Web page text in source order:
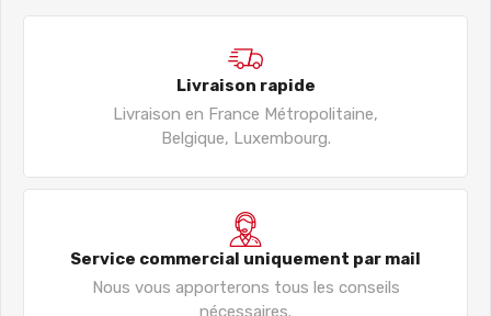
Livraison rapide
Livraison en France Métropolitaine,
Belgique, Luxembourg.
Service commercial uniquement par mail
Nous vous apporterons tous les conseils